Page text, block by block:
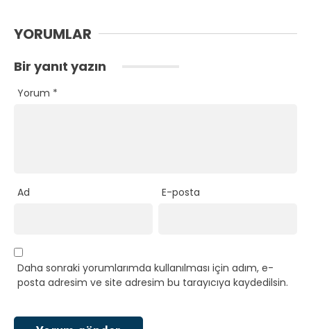
YORUMLAR
Bir yanıt yazın
Yorum *
Ad E-posta
Daha sonraki yorumlarımda kullanılması için adım, e-
posta adresim ve site adresim bu tarayıcıya kaydedilsin.